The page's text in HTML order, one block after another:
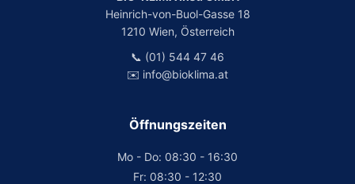
Heinrich-von-Buol-Gasse 18
1210 Wien, Österreich
📞 (01) 544 47 46
✉️ info@bioklima.at
Öffnungszeiten
Mo - Do: 08:30 - 16:30
Fr: 08:30 - 12:30